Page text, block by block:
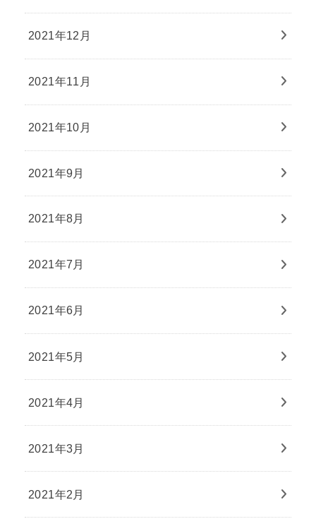
2021年12月
2021年11月
2021年10月
2021年9月
2021年8月
2021年7月
2021年6月
2021年5月
2021年4月
2021年3月
2021年2月